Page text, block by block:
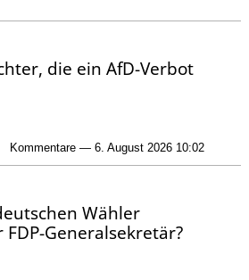
die ein AfD-Verbot
Kommentare — 6. August 2026 10:02
Wähler
Generalsekretär?